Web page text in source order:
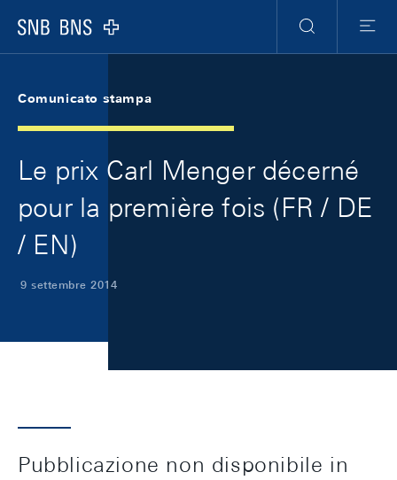
Logo
Ricerca
Menu
Comunicato stampa
Le prix Carl Menger décerné
pour la première fois (FR / DE
/ EN)
9 settembre 2014
Pubblicazione non disponibile in